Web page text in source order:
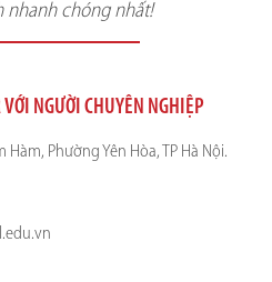
nhanh chóng nhất!
VỚI NGƯỜI CHUYÊN NGHIỆP
Hàm, Phường Yên Hòa, TP Hà Nội.